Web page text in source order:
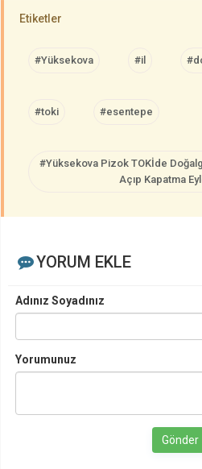
Etiketler
#Yüksekova #il
#toki #esentepe
#Yüksekova Pizok TOKİde
Açıp Kapatma
YORUM EKLE
Adınız Soyadınız
Yorumunuz
Gönder